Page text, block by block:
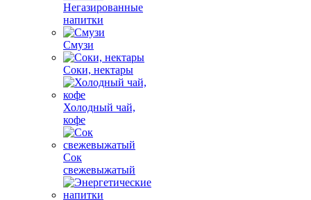
Негазированные
напитки
Смузи
Соки, нектары
Холодный чай,
кофе
Сок
свежевыжатый